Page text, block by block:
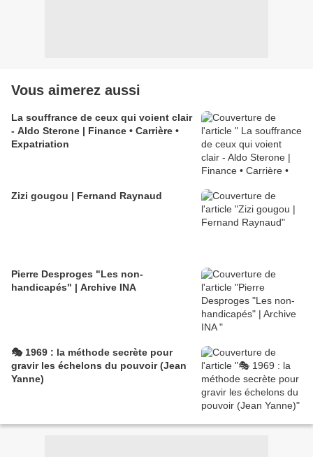
Vous aimerez aussi
La souffrance de ceux qui voient clair
- Aldo Sterone | Finance • Carrière •
Expatriation
Zizi gougou | Fernand Raynaud
Pierre Desproges "Les non-
handicapés" | Archive INA
🎭 1969 : la méthode secrète pour
gravir les échelons du pouvoir (Jean
Yanne)